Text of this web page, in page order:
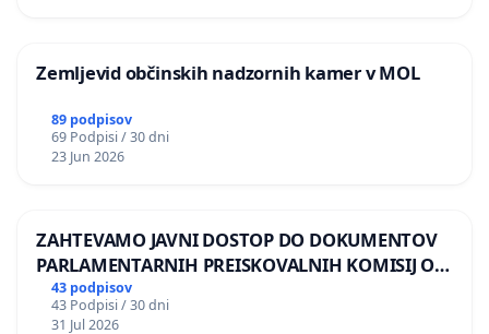
Zemljevid občinskih nadzornih kamer v MOL
89 podpisov
69 Podpisi / 30 dni
23 Jun 2026
ZAHTEVAMO JAVNI DOSTOP DO DOKUMENTOV
PARLAMENTARNIH PREISKOVALNIH KOMISIJ O
ILEGALNI TRGOVINI Z OROŽJEM
43 podpisov
43 Podpisi / 30 dni
31 Jul 2026